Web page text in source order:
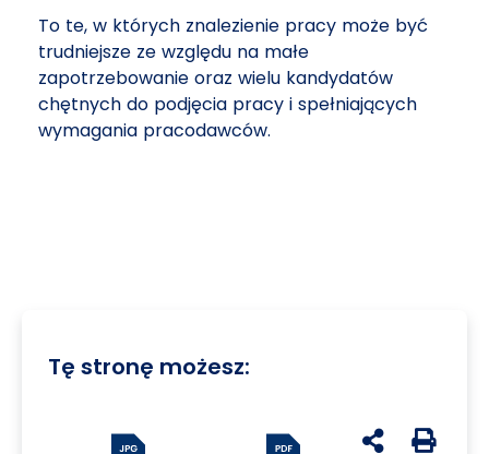
To te, w których znalezienie pracy może być
trudniejsze ze względu na małe
zapotrzebowanie oraz wielu kandydatów
chętnych do podjęcia pracy i spełniających
wymagania pracodawców.
Tę stronę możesz:
udostępnij na
Generuj